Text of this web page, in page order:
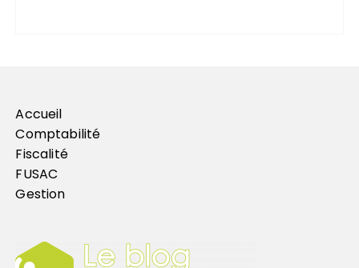
Accueil
Comptabilité
Fiscalité
FUSAC
Gestion